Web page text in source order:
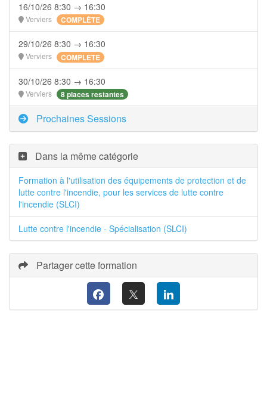
16/10/26 8:30 → 16:30
Verviers COMPLÈTE
29/10/26 8:30 → 16:30
Verviers COMPLÈTE
30/10/26 8:30 → 16:30
Verviers 8 places restantes
Prochaines Sessions
Dans la même catégorie
Formation à l'utilisation des équipements de protection et de
lutte contre l'incendie, pour les services de lutte contre
l'incendie (SLCI)
Lutte contre l'incendie - Spécialisation (SLCI)
Partager cette formation